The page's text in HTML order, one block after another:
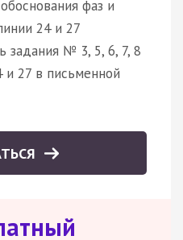
фаз и
24 и 27
задания № 3, 5, 6, 7, 8
27 в письменной